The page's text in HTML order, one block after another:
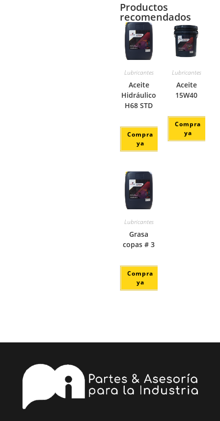
Productos
recomendados
Lubricantes
Aceite
Hidráulico
H68 STD
Compra
ya
Lubricantes
Aceite
15W40
Compra
ya
Lubricantes
Grasa
copas # 3
Compra
ya